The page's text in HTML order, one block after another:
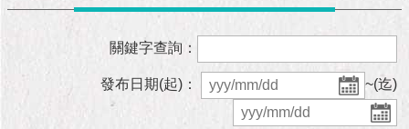
關鍵字查詢：
發布日期(起)： ~(迄)